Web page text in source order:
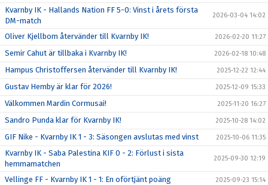
Kvarnby IK - Hallands Nation FF 5-0: Vinst i årets första
DM-match
2026-03-04 14:02
Oliver Kjellbom återvänder till Kvarnby IK! 2026-02-20 11:27
Semir Cahut är tillbaka i Kvarnby IK! 2026-02-18 10:48
Hampus Christoffersen återvänder till Kvarnby IK! 2025-12-22 12:44
Gustav Hemby är klar för 2026! 2025-12-09 15:33
Välkommen Mardin Cormusai! 2025-11-20 16:27
Sandro Punda klar för Kvarnby IK! 2025-10-28 14:02
GIF Nike - Kvarnby IK 1 - 3: Säsongen avslutas med vinst 2025-10-06 11:35
Kvarnby IK - Saba Palestina KIF 0 - 2: Förlust i sista
hemmamatchen
2025-09-30 12:19
Vellinge FF - Kvarnby IK 1 - 1: En oförtjänt poäng 2025-09-23 15:14